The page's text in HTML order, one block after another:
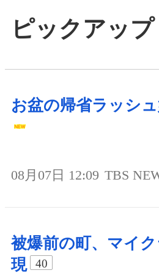
ピックアップ
お盆の帰省ラッシ
08月07日 12:09 TBS
被爆前の町、マイ
現
40